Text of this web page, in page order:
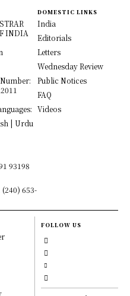
INDIA
| Urdu
93198
653-
DOMESTIC LINKS
India
Editorials
Letters
Wednesday Review
Public Notices
FAQ
Videos
FOLLOW US